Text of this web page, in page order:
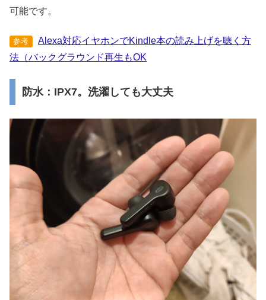
可能です。
参考
Alexa対応イヤホンでKindle本の読み上げを聴く方
法（バックグラウンド再生もOK
防水：IPX7。洗濯しても大丈夫